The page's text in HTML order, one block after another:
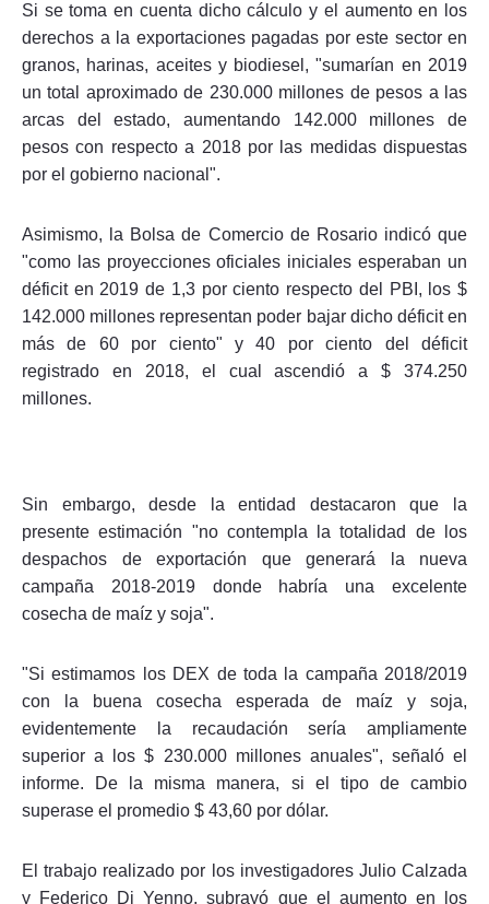
Si se toma en cuenta dicho cálculo y el aumento en los
derechos a la exportaciones pagadas por este sector en
granos, harinas, aceites y biodiesel, "sumarían en 2019
un total aproximado de 230.000 millones de pesos a las
arcas del estado, aumentando 142.000 millones de
pesos con respecto a 2018 por las medidas dispuestas
por el gobierno nacional".
Asimismo, la Bolsa de Comercio de Rosario indicó que
"como las proyecciones oficiales iniciales esperaban un
déficit en 2019 de 1,3 por ciento respecto del PBI, los $
142.000 millones representan poder bajar dicho déficit en
más de 60 por ciento" y 40 por ciento del déficit
registrado en 2018, el cual ascendió a $ 374.250
millones.
Sin embargo, desde la entidad destacaron que la
presente estimación "no contempla la totalidad de los
despachos de exportación que generará la nueva
campaña 2018-2019 donde habría una excelente
cosecha de maíz y soja".
"Si estimamos los DEX de toda la campaña 2018/2019
con la buena cosecha esperada de maíz y soja,
evidentemente la recaudación sería ampliamente
superior a los $ 230.000 millones anuales", señaló el
informe. De la misma manera, si el tipo de cambio
superase el promedio $ 43,60 por dólar.
El trabajo realizado por los investigadores Julio Calzada
y Federico Di Yenno, subrayó que el aumento en los